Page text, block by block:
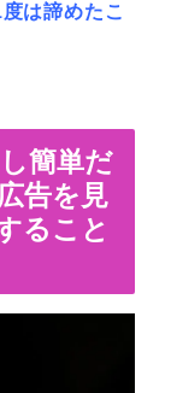
は諦めたこ
簡単だ
告を見
ること